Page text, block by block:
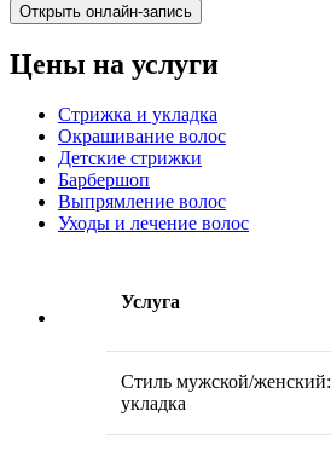
Открыть онлайн-запись
Цены на услуги
Стрижка и укладка
Окрашивание волос
Детские стрижки
Барбершоп
Выпрямление волос
Уходы и лечение волос
Услуга
Стиль мужской/женский:
укладка